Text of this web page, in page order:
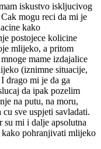
iskustvo iskljucivog
mogu reci da mi je
kako
postojece kolicine
mlijeko, a pritom
mame izdajalice
(iznimne situacije,
drago mi je da ga
da ipak pozelim
na putu, na moru,
sve uspjeti savladati.
mi i dalje apsolutna
kako pohranjivati mlijeko